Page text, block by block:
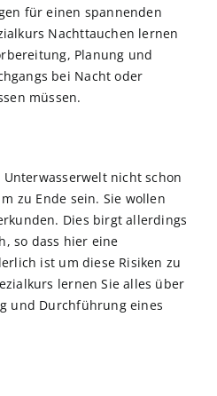
für einen spannenden
Nachttauchen lernen
Planung und
bei Nacht oder
müssen.
nicht schon
zu Ende sein. Sie wollen
Dies birgt allerdings
so dass hier eine
ist um diese Risiken zu
lernen Sie alles über
und Durchführung eines